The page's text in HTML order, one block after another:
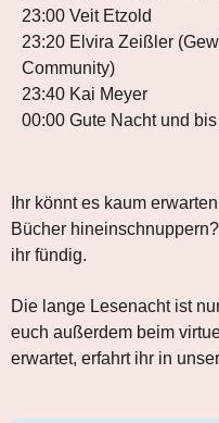
23:00 Veit Etzold
23:20 Elvira Zeißler
Community)
23:40 Kai Meyer
00:00 Gute Nacht und
Ihr könnt es kaum
Bücher
ihr fündig.
Die lange Lesenacht ist
euch außerdem beim
erwartet, erfahrt ihr in